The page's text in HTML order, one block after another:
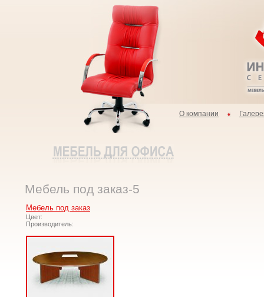
О компании
Мебель под заказ-5
Мебель под заказ
Цвет:
Производитель: